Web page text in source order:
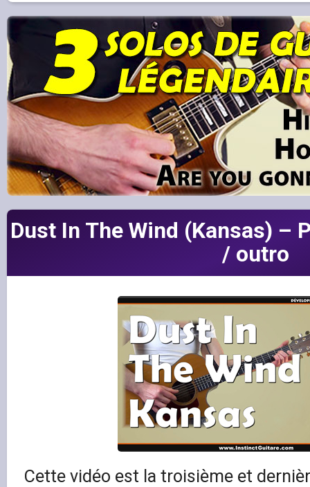
Dust In The Wind (Kansas) –
/ outro
Cette vidéo est la troisième et